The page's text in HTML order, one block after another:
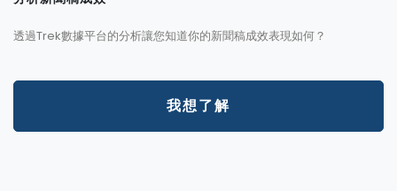
透過Trek數據平台的分析讓您知道你的新聞稿成效表現如何？
我想了解